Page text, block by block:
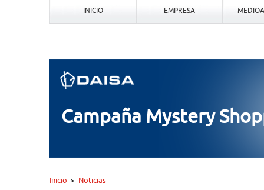
INICIO EMPRESA
Campaña Mystery
Inicio > Noticias